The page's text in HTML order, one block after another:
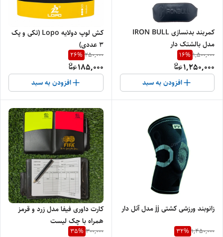
کمربند بدنسازی IRON BULL
مدل بالشتک دار
1,500,000
16%
1,250,000
افزودن به سبد
کش لوپ دولایه Lopo (تکی و پک
۳ عددی)
250,000
26%
185,000
افزودن به سبد
زانوبند ورزشی کشتی jj مدل آتل دار
1,450,000
32%
کارت داوری فیفا مدل زرد و قرمز
همراه با چک لیست
300,000
35%